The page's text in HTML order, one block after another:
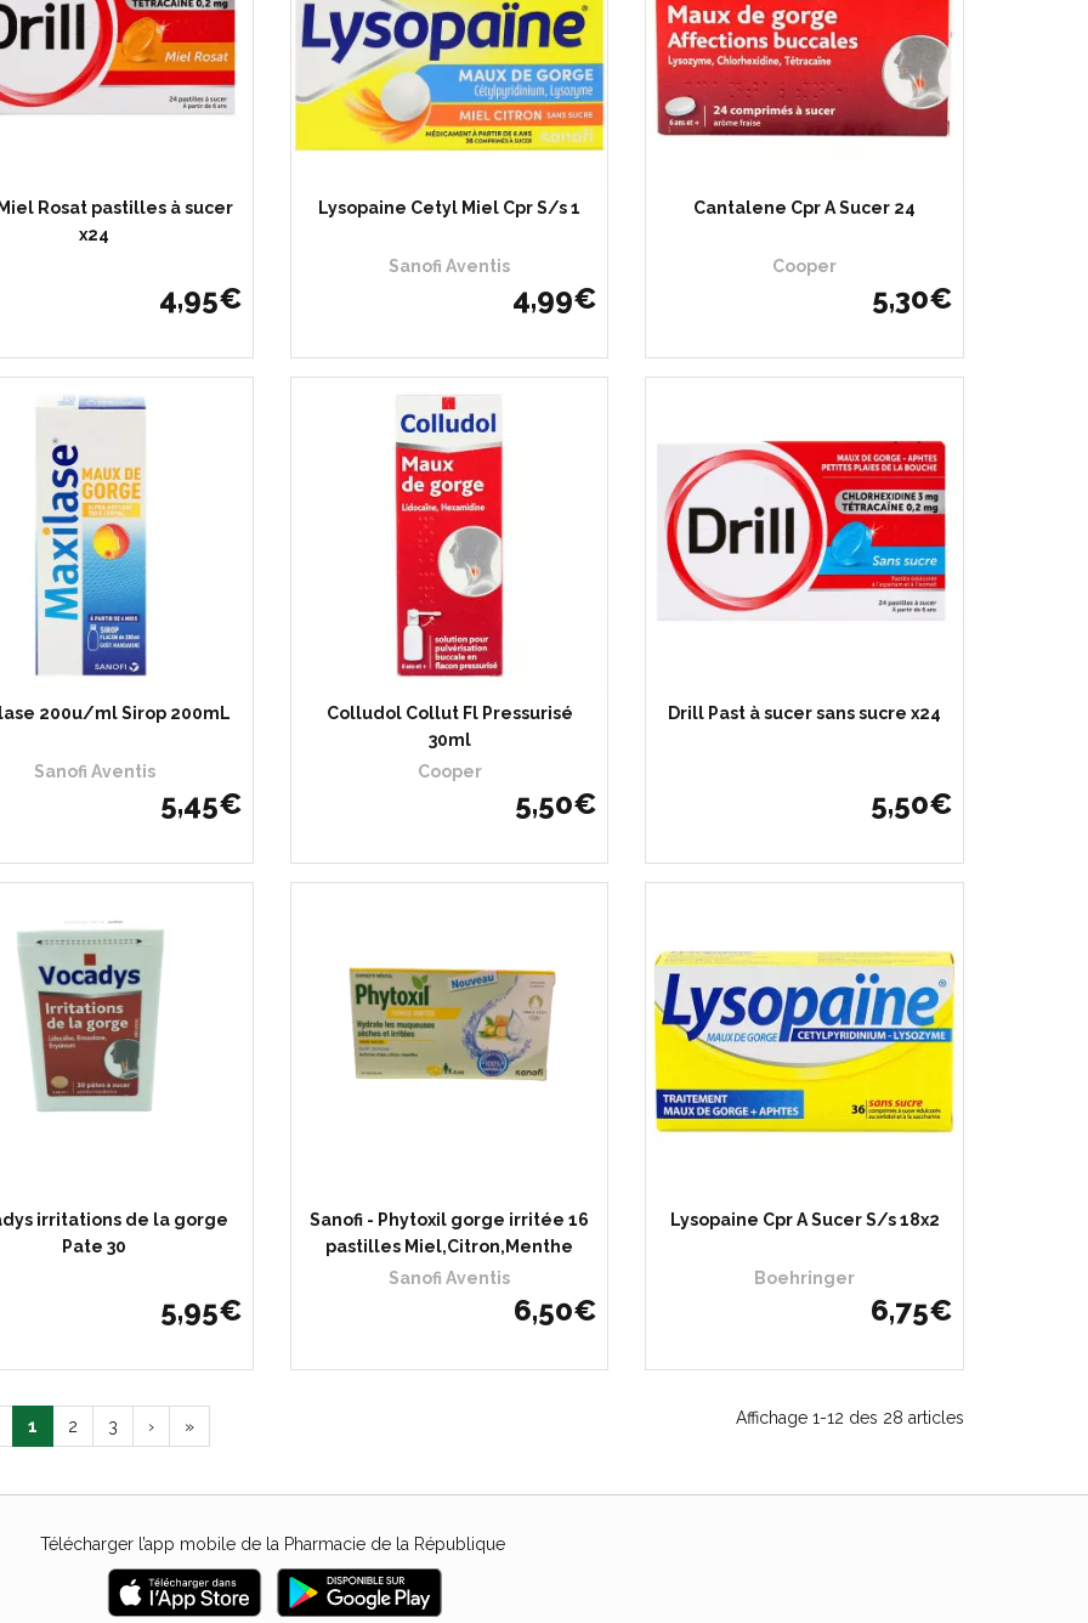
Rosat pastilles à sucer
x24
4,95€
Lysopaine Cetyl Miel Cpr S/s 1
Sanofi Aventis
4,99€
Cantalene Cpr A Sucer 24
Cooper
5,30€
200u/ml Sirop 200mL
Sanofi Aventis
5,45€
Colludol Collut Fl Pressurisé
30ml
Cooper
5,50€
Drill Past à sucer sans sucre x24
5,50€
irritations de la gorge
Pate 30
5,95€
Sanofi - Phytoxil gorge irritée 16
pastilles Miel,Citron,Menthe
Sanofi Aventis
6,50€
Lysopaine Cpr A Sucer S/s 18x2
Boehringer
6,75€
1 2 3 › » Affichage 1-12 des 28 articles
Télécharger l’app mobile de la Pharmacie de la République